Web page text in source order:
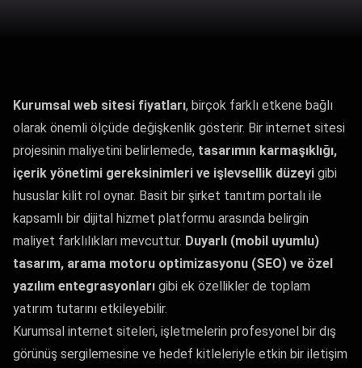
Kurumsal web sitesi fiyatları, birçok farklı etkene bağlı
olarak önemli ölçüde değişkenlik gösterir. Bir internet sitesi
projesinin maliyetini belirlemede, tasarımın karmaşıklığı,
içerik yönetimi gereksinimleri ve işlevsellik düzeyi gibi
hususlar kilit rol oynar. Basit bir şirket tanıtım portalı ile
kapsamlı bir dijital hizmet platformu arasında belirgin
maliyet farklılıkları mevcuttur. Duyarlı (mobil uyumlu)
tasarım, arama motoru optimizasyonu (SEO) ve özel
yazılım entegrasyonları gibi ek özellikler de toplam
yatırım tutarını etkileyebilir.
Kurumsal internet siteleri, işletmelerin profesyonel bir dış
görünüş sergilemesine ve hedef kitleleriyle etkin bir iletişim